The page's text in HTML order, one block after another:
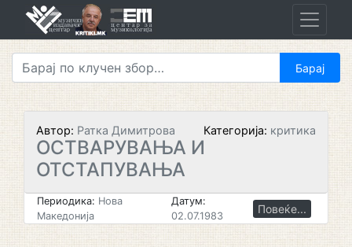
Автор: Ратка Димитрова Категорија: критика
ОСТВАРУВАЊА И
ОТСТАПУВАЊА
Периодика: Нова
Македонија
Датум:
02.07.1983
Повеќе...